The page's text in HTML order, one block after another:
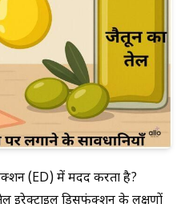
(ED) में मदद करता है?